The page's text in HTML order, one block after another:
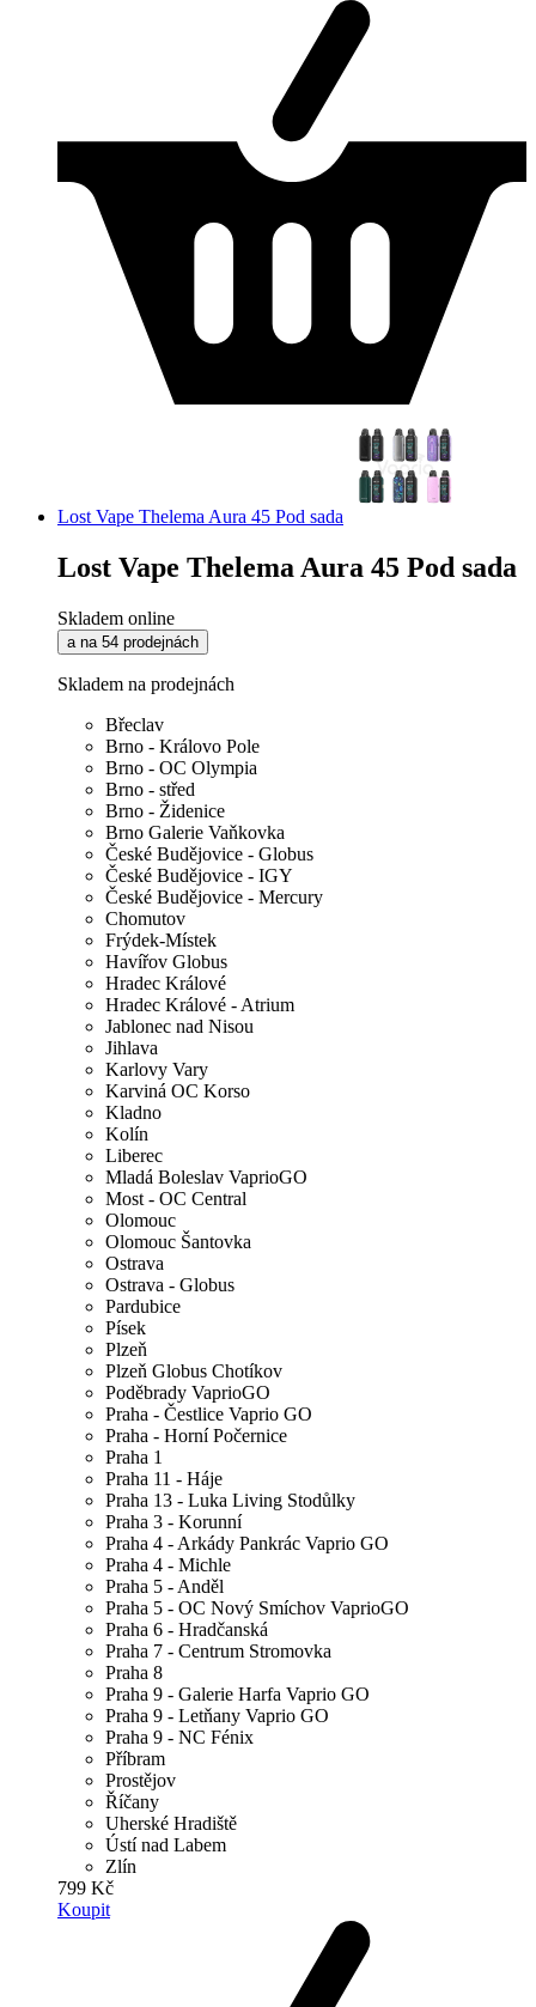
Lost Vape Thelema Aura 45 Pod sada
Lost Vape Thelema Aura 45 Pod sada
Skladem online
a na 54 prodejnách
Skladem na prodejnách
Břeclav
Brno - Královo Pole
Brno - OC Olympia
Brno - střed
Brno - Židenice
Brno Galerie Vaňkovka
České Budějovice - Globus
České Budějovice - IGY
České Budějovice - Mercury
Chomutov
Frýdek-Místek
Havířov Globus
Hradec Králové
Hradec Králové - Atrium
Jablonec nad Nisou
Jihlava
Karlovy Vary
Karviná OC Korso
Kladno
Kolín
Liberec
Mladá Boleslav VaprioGO
Most - OC Central
Olomouc
Olomouc Šantovka
Ostrava
Ostrava - Globus
Pardubice
Písek
Plzeň
Plzeň Globus Chotíkov
Poděbrady VaprioGO
Praha - Čestlice Vaprio GO
Praha - Horní Počernice
Praha 1
Praha 11 - Háje
Praha 13 - Luka Living Stodůlky
Praha 3 - Korunní
Praha 4 - Arkády Pankrác Vaprio GO
Praha 4 - Michle
Praha 5 - Anděl
Praha 5 - OC Nový Smíchov VaprioGO
Praha 6 - Hradčanská
Praha 7 - Centrum Stromovka
Praha 8
Praha 9 - Galerie Harfa Vaprio GO
Praha 9 - Letňany Vaprio GO
Praha 9 - NC Fénix
Příbram
Prostějov
Říčany
Uherské Hradiště
Ústí nad Labem
Zlín
799 Kč
Koupit